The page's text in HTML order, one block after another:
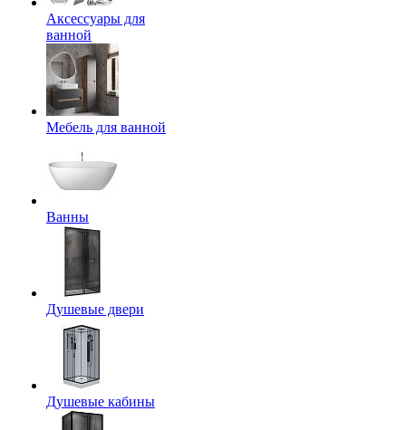
Аксессуары для
ванной
Мебель для ванной
Ванны
Душевые двери
Душевые кабины